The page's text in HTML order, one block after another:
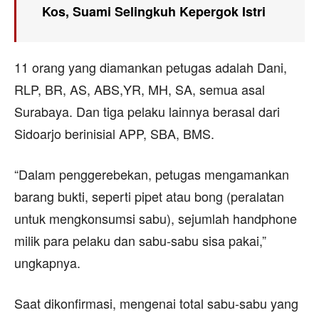
Kos, Suami Selingkuh Kepergok Istri
11 orang yang diamankan petugas adalah Dani,
RLP, BR, AS, ABS,YR, MH, SA, semua asal
Surabaya. Dan tiga pelaku lainnya berasal dari
Sidoarjo berinisial APP, SBA, BMS.
“Dalam penggerebekan, petugas mengamankan
barang bukti, seperti pipet atau bong (peralatan
untuk mengkonsumsi sabu), sejumlah handphone
milik para pelaku dan sabu-sabu sisa pakai,”
ungkapnya.
Saat dikonfirmasi, mengenai total sabu-sabu yang